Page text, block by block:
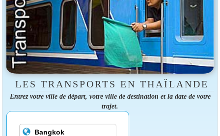
LES TRANSPORTS EN THAÏLANDE
Entrez votre ville de départ, votre ville de destination et la date de votre
trajet.